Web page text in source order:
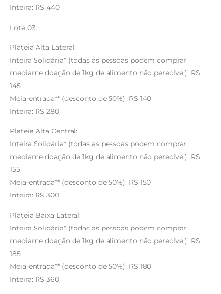
Inteira: R$ 440
Lote 03
Plateia Alta Lateral:
Inteira Solidária* (todas as pessoas podem comprar
mediante doação de 1kg de alimento não perecível): R$
145
Meia-entrada** (desconto de 50%): R$ 140
Inteira: R$ 280
Plateia Alta Central:
Inteira Solidária* (todas as pessoas podem comprar
mediante doação de 1kg de alimento não perecível): R$
155
Meia-entrada** (desconto de 50%): R$ 150
Inteira: R$ 300
Plateia Baixa Lateral:
Inteira Solidária* (todas as pessoas podem comprar
mediante doação de 1kg de alimento não perecível): R$
185
Meia-entrada** (desconto de 50%): R$ 180
Inteira: R$ 360